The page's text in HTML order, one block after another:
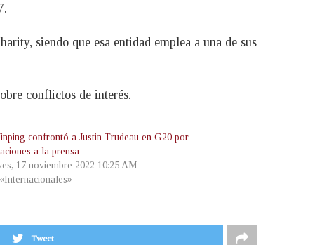
siendo que esa entidad emplea a una de sus
conflictos de interés.
confrontó a Justin Trudeau en G20 por
a la prensa
17 noviembre 2022 10:25 AM
Tweet